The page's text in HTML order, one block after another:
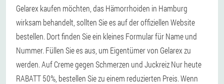
Gelarex kaufen möchten, das Hämorrhoiden in Hamburg
wirksam behandelt, sollten Sie es auf der offiziellen Website
bestellen. Dort finden Sie ein kleines Formular für Name und
Nummer. Füllen Sie es aus, um Eigentümer von Gelarex zu
werden. Auf Creme gegen Schmerzen und Juckreiz Nur heute
RABATT 50%, bestellen Sie zu einem reduzierten Preis. Wenn